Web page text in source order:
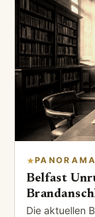
PANORAMA
Belfast
Die aktuellen